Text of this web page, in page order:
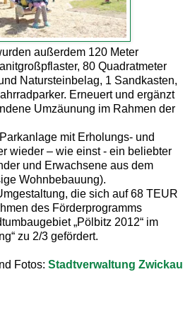
außerdem 120 Meter
80 Quadratmeter
Natursteinbelag, 1 Sandkasten,
Erneuert und ergänzt
Umzäunung im Rahmen der
mit Erholungs- und
wieder – wie einst - ein beliebter
und Erwachsene aus dem
Wohnbebauung).
die sich auf 68 TEUR
des Förderprogramms
„Pölbitz 2012“ im
zu 2/3 gefördert.
Fotos: Stadtverwaltung Zwickau